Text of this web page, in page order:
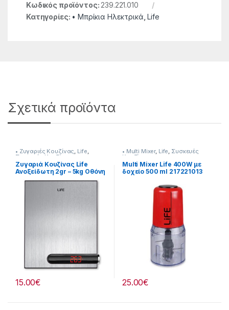
Κωδικός προϊόντος: 239.221.010
Κατηγορίες: • Μπρίκια Hλεκτρικά ,Life
Σχετικά προϊόντα
• Ζυγαριές Κουζίνας, Life,
Συσκευές Κουζίνας
Ζυγαριά Κουζίνας Life
Ανοξείδωτη 2gr – 5kg Οθόνη
15.00€
• Multi Mixer, Life, Συσκευές
Κουζίνας
Multi Mixer Life 400W με
δοχείο 500 ml 217221013
25.00€